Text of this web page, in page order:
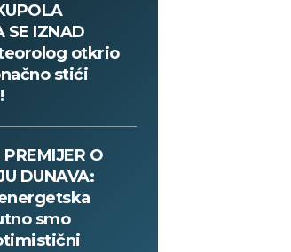
SE IZNAD
otkrio
stići
O
DUNAVA:
smo